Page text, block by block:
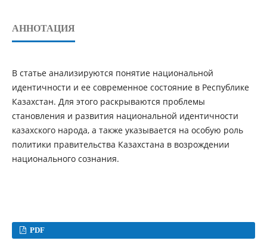
АННОТАЦИЯ
В статье анализируются понятие национальной
идентичности и ее современное состояние в Республике
Казахстан. Для этого раскрываются проблемы
становления и развития национальной идентичности
казахского народа, а также указывается на особую роль
политики правительства Казахстана в возрождении
национального сознания.
PDF